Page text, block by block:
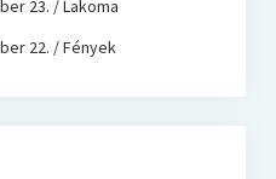
23. / Lakoma
22. / Fények